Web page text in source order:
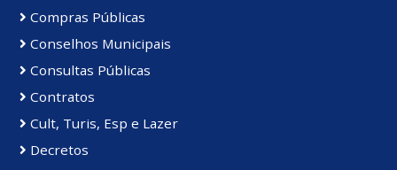
Compras Públicas
Conselhos Municipais
Consultas Públicas
Contratos
Cult, Turis, Esp e Lazer
Decretos